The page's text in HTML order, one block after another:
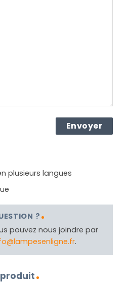
plusieurs langues
?
pouvez nous joindre par
.